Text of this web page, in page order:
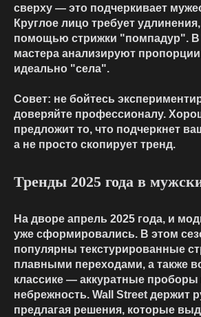
сверху — это подчеркивает
Круглое лицо требует
помощью стрижки "помпадур". В
мастера анализируют
идеально "села".
Совет: не бойтесь
доверяйте профессионалу.
предложит то, что подчеркнет
а не просто скопирует тренд.
Тренды 2025 года в
На дворе апрель 2025 года, и
уже сформировались. В этом
популярны текстурированные
плавными переходами, а также
классике — аккуратные проборы
небрежность. Wall Street держит
предлагая решения, которые